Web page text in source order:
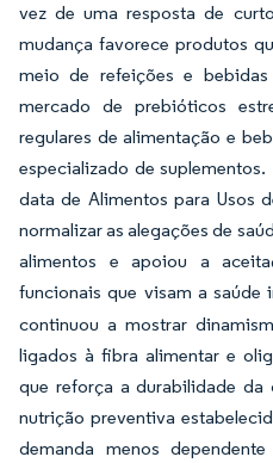
vez de uma resposta de
mudança favorece produtos
meio de refeições e
mercado de prebióticos
regulares de alimentação e
especializado de
data de Alimentos para Usos
normalizar as alegações de
alimentos e apoiou a
funcionais que visam a saúde
continuou a mostrar
ligados à fibra alimentar e
que reforça a durabilidade da
nutrição preventiva
demanda menos